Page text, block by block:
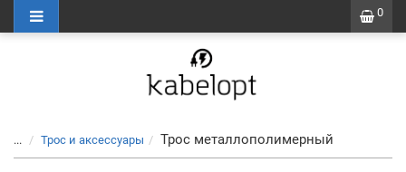
0
... Трос и аксессуары Трос металлополимерный